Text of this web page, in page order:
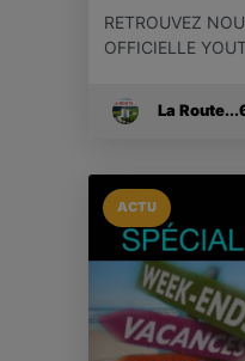
RETROUVEZ
OFFICIELLE
La
ACTU